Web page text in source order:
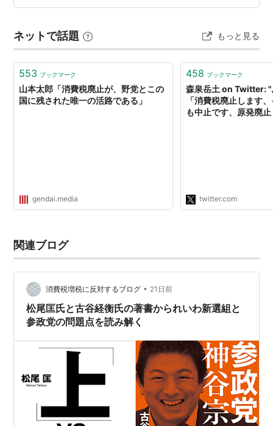
が掛かり過ぎることも大きいのではないかと思ってい
ためには供託金を出さなければならない。一定の得票率
を獲得できれば戻ってくるお金だが、国政選挙では選挙
区で300万円、比例代表で600万…
ネットで話題 もっと見る
553 ブックマーク
山本太郎「消費税廃止が、野党とこの
国に残された唯一の活路である」
gendai.media
458 ブックマーク
森泉岳土 on Twitter:
「消費税廃止します
も中止です、原発廃
twitter.com
関連ブログ
消費税増税に反対するブログ • 21日前
松尾匡氏と古谷経衡氏の著書かられいわ新選組と
参政党の問題点を読み解く